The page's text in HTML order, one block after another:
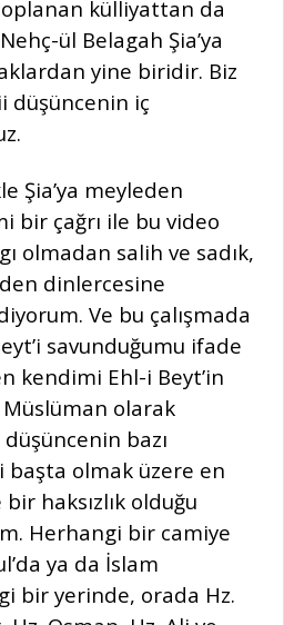
külliyattan da
ül Belagah Şia’ya
yine biridir. Biz
düşüncenin iç
Şia’ya meyleden
bir çağrı ile bu video
olmadan salih ve sadık,
dinlercesine
Ve bu çalışmada
savunduğumu ifade
kendimi Ehl-i Beyt’in
olarak
düşüncenin bazı
başta olmak üzere en
haksızlık olduğu
Herhangi bir camiye
ya da İslam
bir yerinde, orada Hz.